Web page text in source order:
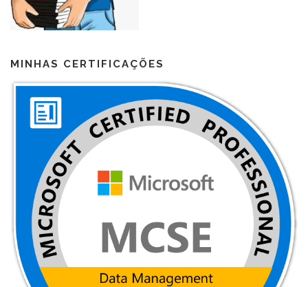
MINHAS CERTIFICAÇÕES